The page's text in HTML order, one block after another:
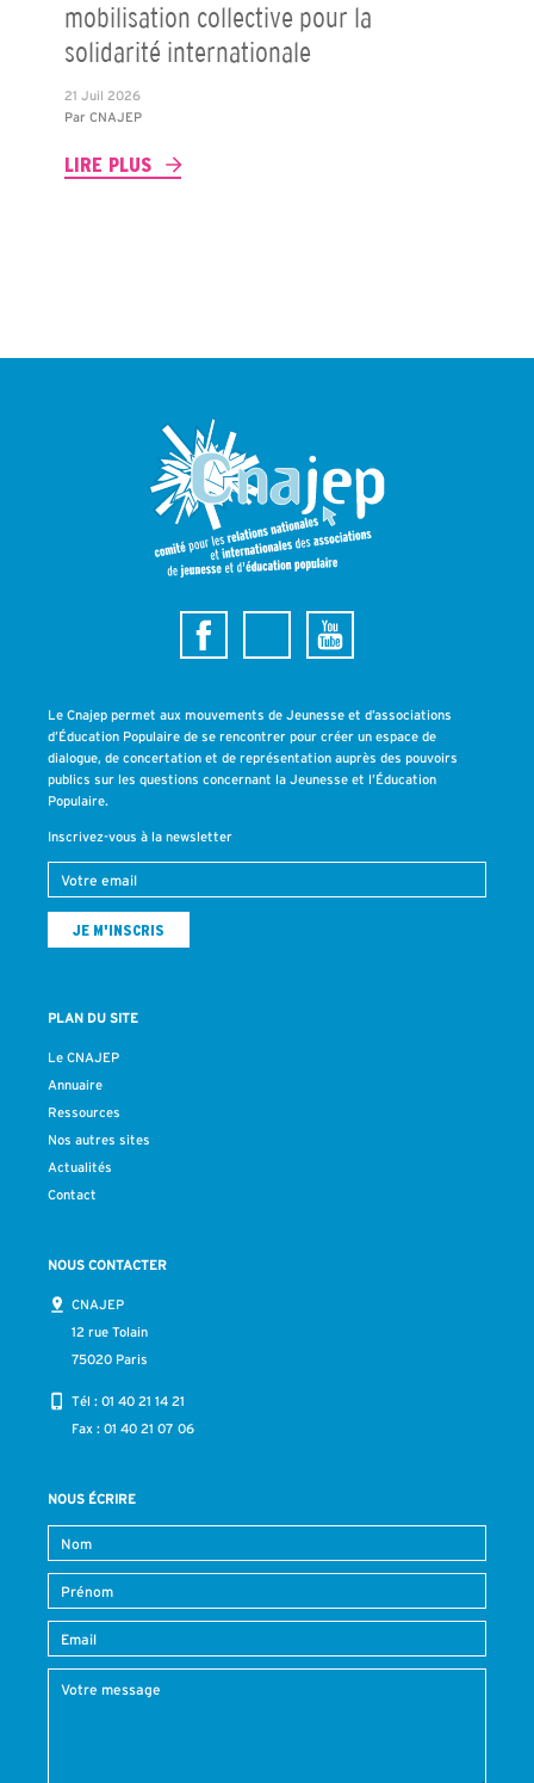
mobilisation collective pour la
solidarité internationale
21 Juil 2026
Par CNAJEP
LIRE PLUS
Le Cnajep permet aux mouvements de Jeunesse et d’associations
d’Éducation Populaire de se rencontrer pour créer un espace de
dialogue, de concertation et de représentation auprès des pouvoirs
publics sur les questions concernant la Jeunesse et l’Éducation
Populaire.
Inscrivez-vous à la newsletter
PLAN DU SITE
Le CNAJEP
Annuaire
Ressources
Nos autres sites
Actualités
Contact
NOUS CONTACTER
CNAJEP
12 rue Tolain
75020 Paris
Tél : 01 40 21 14 21
Fax : 01 40 21 07 06
NOUS ÉCRIRE